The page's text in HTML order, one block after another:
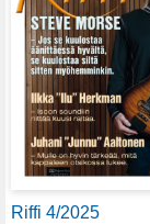
Riffi 4/2025